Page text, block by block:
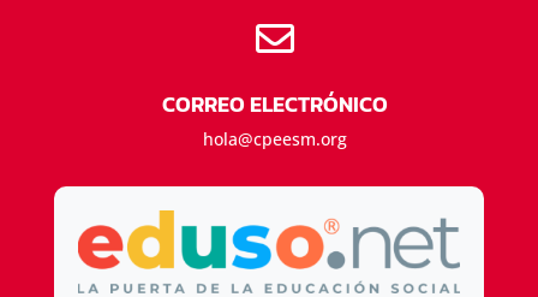

CORREO ELECTRÓNICO
hola@cpeesm.org